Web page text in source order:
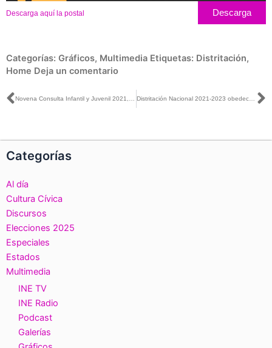
Descarga aquí la postal Descarga
Categorías: Gráficos, Multimedia Etiquetas: Distritación,
Home Deja un comentario
Ant Distritación Nacional 2021-2023 obedece a criterios técnicos, no a cálculos políticos
Categorías
Al día
Cultura Cívica
Discursos
Elecciones 2025
Especiales
Estados
Multimedia
INE TV
INE Radio
Podcast
Galerías